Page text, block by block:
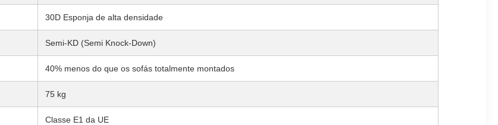
30D Esponja de alta densidade
Semi-KD (Semi Knock-Down)
40% menos do que os sofás totalmente montados
75 kg
Classe E1 da UE